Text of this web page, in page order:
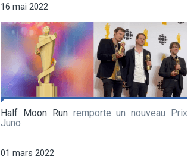
16 mai 2022
Half Moon Runremporte un nouveau Prix
Juno
01 mars 2022